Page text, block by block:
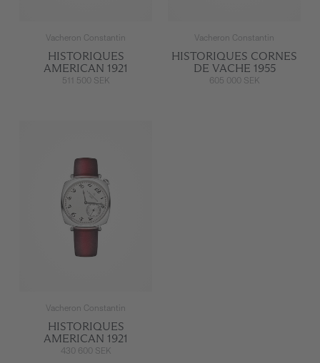
Vacheron Constantin
HISTORIQUES
AMERICAN 1921
511 500 SEK
Vacheron Constantin
HISTORIQUES CORNES
DE VACHE 1955
605 000 SEK
Vacheron Constantin
HISTORIQUES
AMERICAN 1921
430 600 SEK